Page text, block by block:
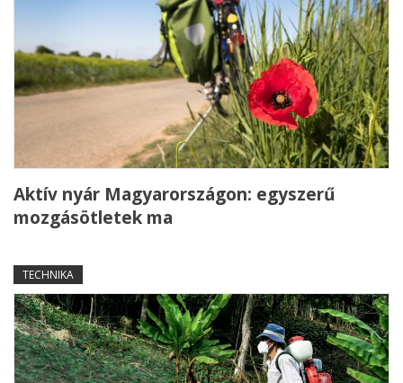
Aktív nyár Magyarországon: egyszerű
mozgásötletek ma
TECHNIKA